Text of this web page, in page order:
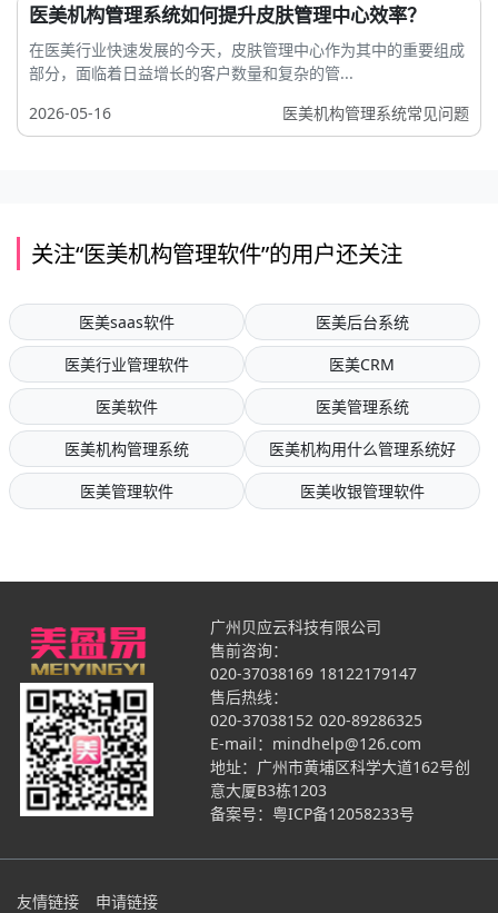
医美机构管理系统如何提升皮肤管理中心效率？
在医美行业快速发展的今天，皮肤管理中心作为其中的重要组成
部分，面临着日益增长的客户数量和复杂的管...
2026-05-16
医美机构管理系统常见问题
关注“医美机构管理软件”的用户还关注
医美saas软件
医美后台系统
医美行业管理软件
医美CRM
医美软件
医美管理系统
医美机构管理系统
医美机构用什么管理系统好
医美管理软件
医美收银管理软件
广州贝应云科技有限公司
售前咨询：
020-37038169 18122179147
售后热线：
020-37038152 020-89286325
E-mail：mindhelp@126.com
地址：广州市黄埔区科学大道162号创
意大厦B3栋1203
备案号： 粤ICP备12058233号
友情链接 申请链接